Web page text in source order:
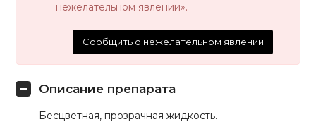
нежелательном явлении».
Сообщить о нежелательном явлении
Описание препарата
Бесцветная, прозрачная жидкость.